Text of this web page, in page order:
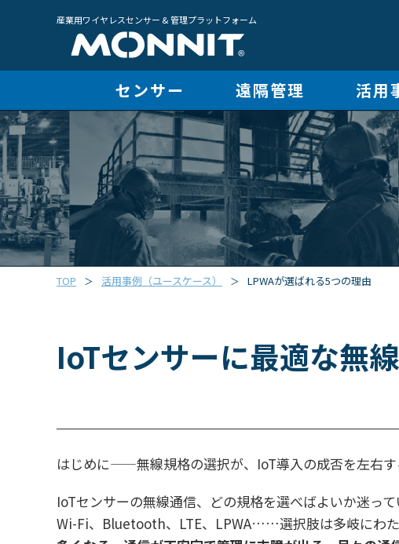
産業用ワイヤレスセンサー & 管理プラットフォーム
センサー 遠隔管理 活用
TOP ＞ 活用事例（ユースケース） ＞ LPWAが選ばれる5つの理由
IoTセンサーに最適な無
はじめに——無線規格の選択が、IoT導入の成否を左右す
IoTセンサーの無線通信、どの規格を選べばよいか迷って
Wi-Fi、Bluetooth、LTE、LPWA……選択肢は多岐にわた